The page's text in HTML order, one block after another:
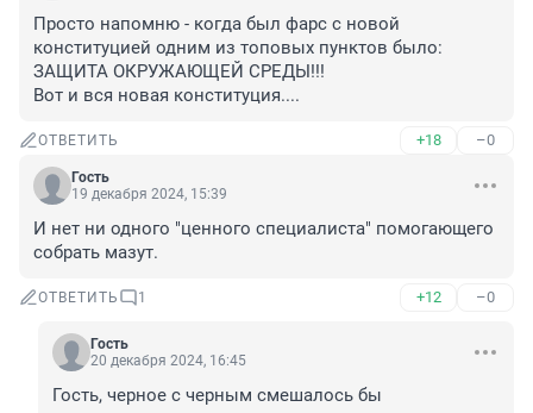
Просто напомню - когда был фарс с новой
конституцией одним из топовых пунктов было:
ЗАЩИТА ОКРУЖАЮЩЕЙ СРЕДЫ!!!
Вот и вся новая конституция....
ОТВЕТИТЬ +18 –0
Гость
19 декабря 2024, 15:39
И нет ни одного "ценного специалиста" помогающего
собрать мазут.
ОТВЕТИТЬ 1 +12 –0
Гость
20 декабря 2024, 16:45
Гость, черное с черным смешалось бы